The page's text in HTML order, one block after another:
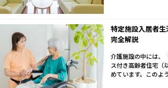
特定施設入居者
完全解説
介護施設の中には、
ス付き高齢者住宅（
めています。このよ